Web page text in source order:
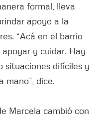
formal, lleva
apoyo a la
“Acá en el barrio
y cuidar. Hay
situaciones difíciles y
mano”, dice.
Marcela cambió con